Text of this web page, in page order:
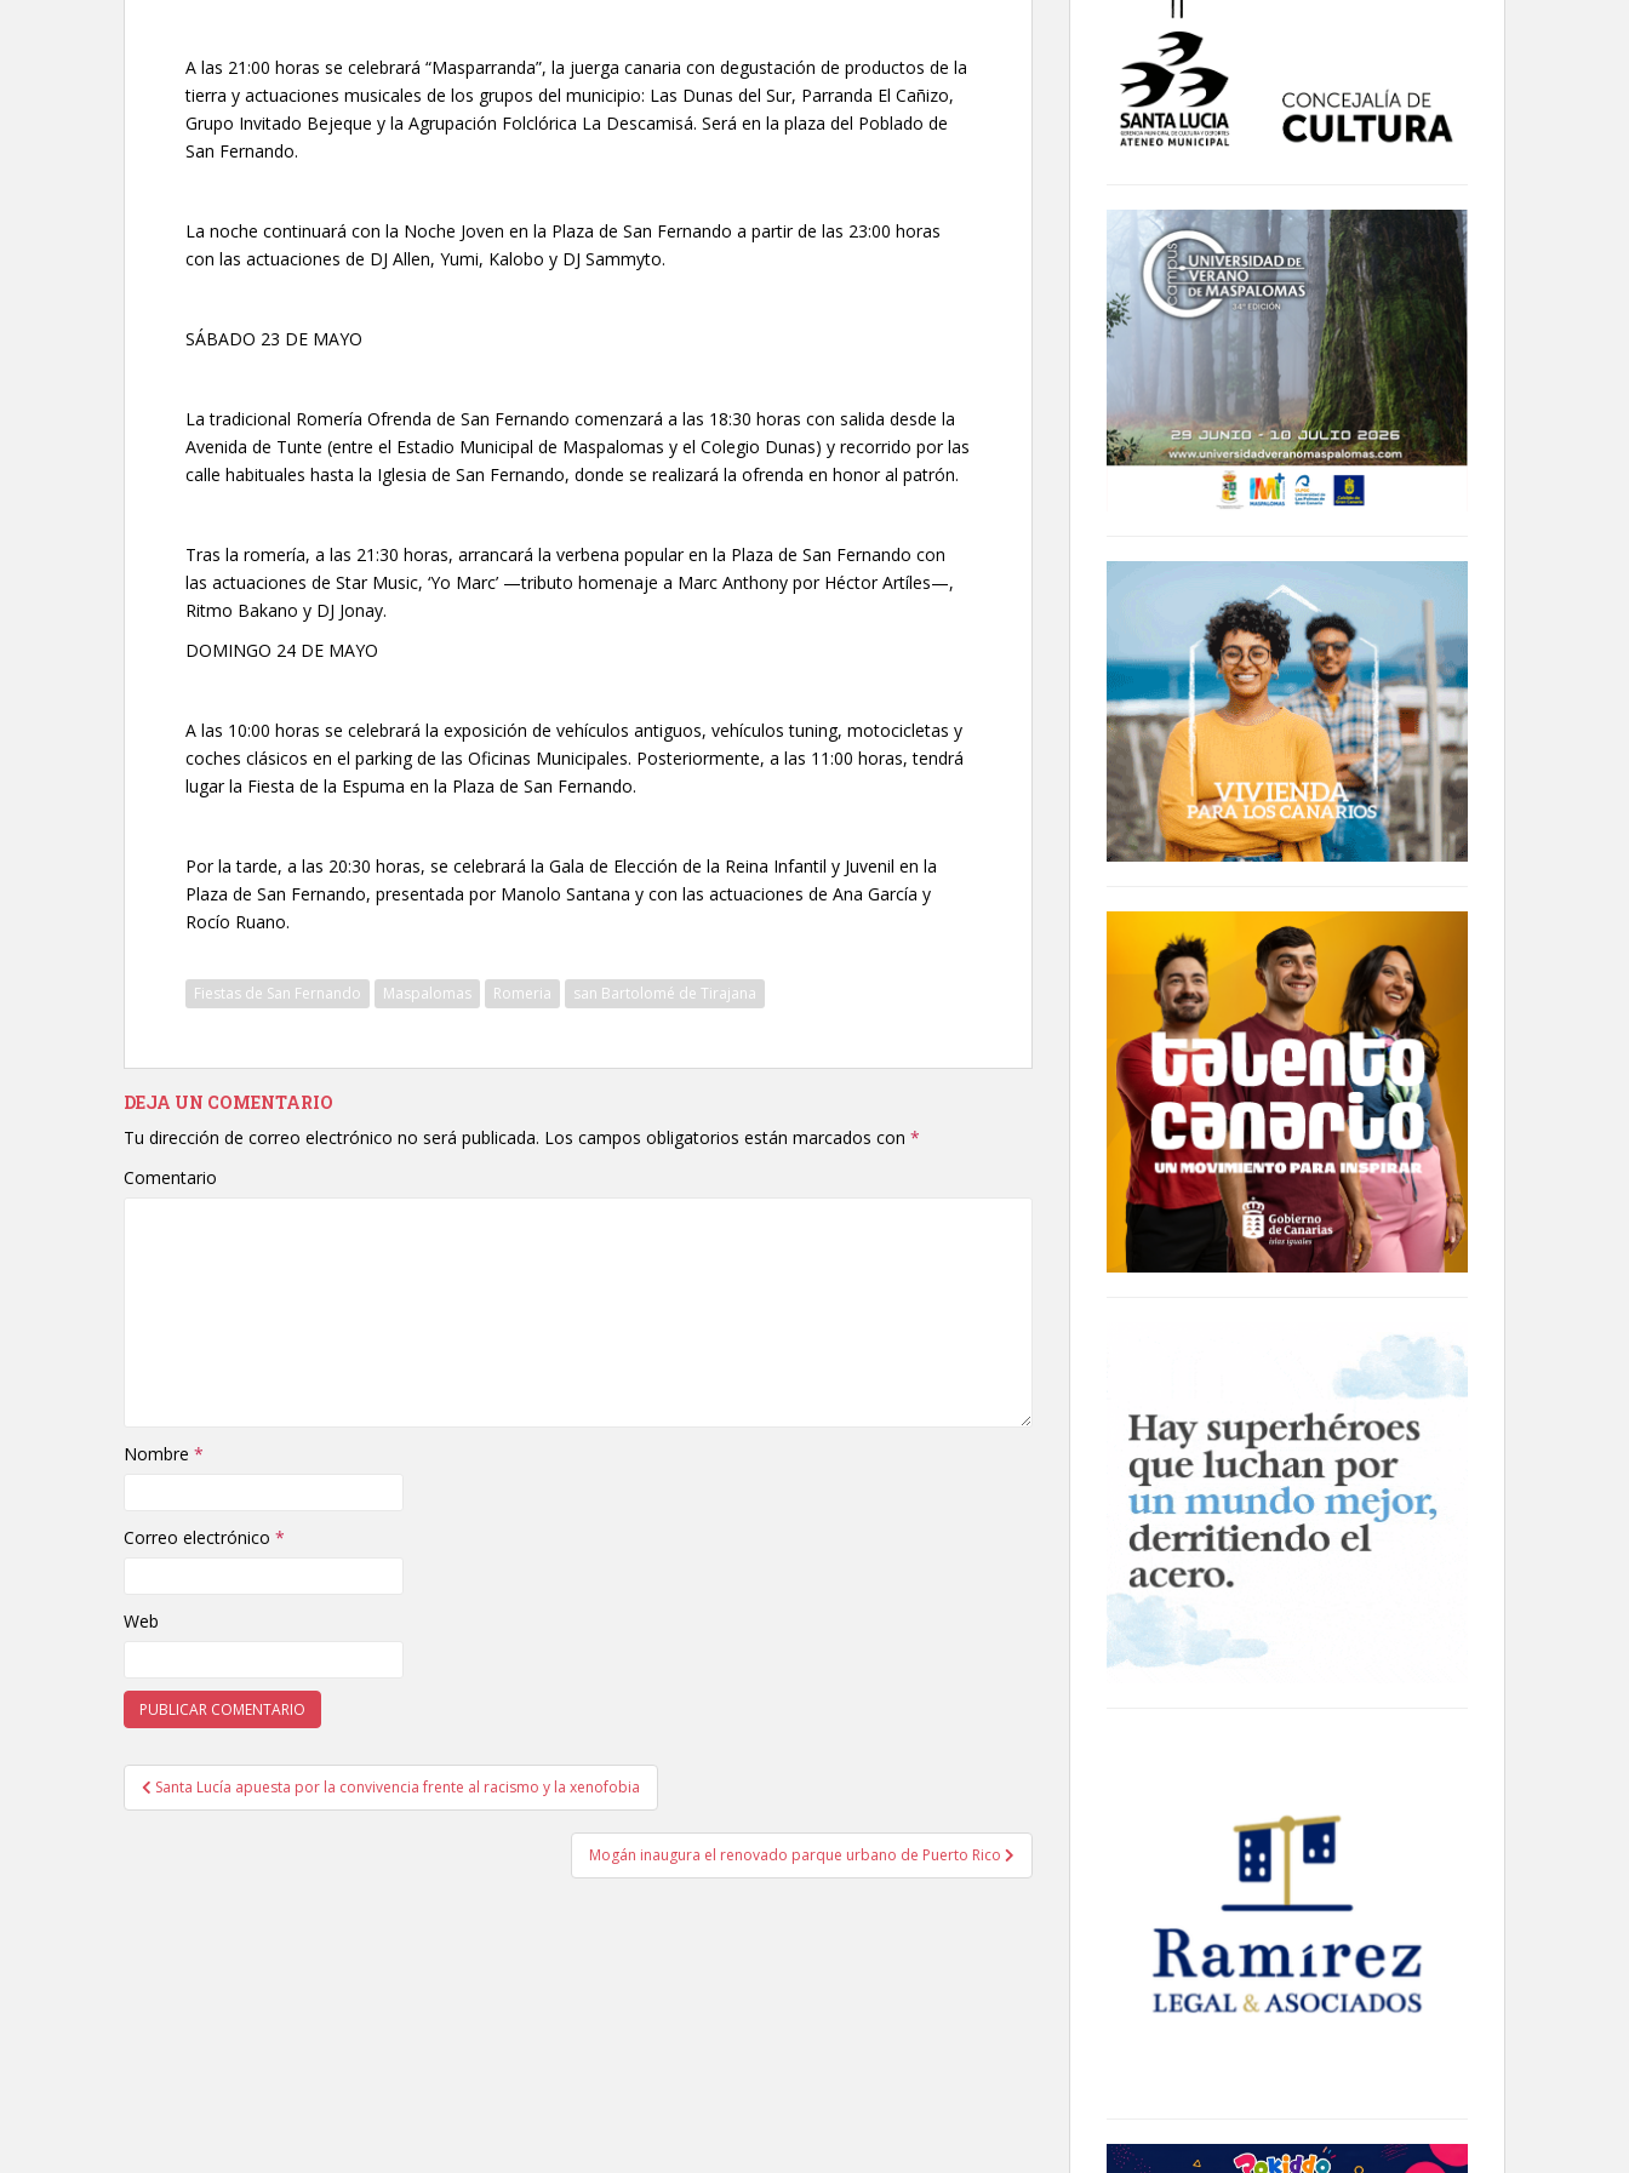
A las 21:00 horas se celebrará “Masparranda”, la juerga canaria con degustación de productos de la
tierra y actuaciones musicales de los grupos del municipio: Las Dunas del Sur, Parranda El Cañizo,
Grupo Invitado Bejeque y la Agrupación Folclórica La Descamisá. Será en la plaza del Poblado de
San Fernando.
La noche continuará con la Noche Joven en la Plaza de San Fernando a partir de las 23:00 horas
con las actuaciones de DJ Allen, Yumi, Kalobo y DJ Sammyto.
SÁBADO 23 DE MAYO
La tradicional Romería Ofrenda de San Fernando comenzará a las 18:30 horas con salida desde la
Avenida de Tunte (entre el Estadio Municipal de Maspalomas y el Colegio Dunas) y recorrido por las
calle habituales hasta la Iglesia de San Fernando, donde se realizará la ofrenda en honor al patrón.
Tras la romería, a las 21:30 horas, arrancará la verbena popular en la Plaza de San Fernando con
las actuaciones de Star Music, ‘Yo Marc’ —tributo homenaje a Marc Anthony por Héctor Artíles—,
Ritmo Bakano y DJ Jonay.
DOMINGO 24 DE MAYO
A las 10:00 horas se celebrará la exposición de vehículos antiguos, vehículos tuning, motocicletas y
coches clásicos en el parking de las Oficinas Municipales. Posteriormente, a las 11:00 horas, tendrá
lugar la Fiesta de la Espuma en la Plaza de San Fernando.
Por la tarde, a las 20:30 horas, se celebrará la Gala de Elección de la Reina Infantil y Juvenil en la
Plaza de San Fernando, presentada por Manolo Santana y con las actuaciones de Ana García y
Rocío Ruano.
Fiestas de San Fernando Maspalomas Romeria san Bartolomé de Tirajana
DEJA UN COMENTARIO
Tu dirección de correo electrónico no será publicada. Los campos obligatorios están marcados con *
Comentario
Nombre *
Correo electrónico *
Web
Navegación de entradas
Santa Lucía apuesta por la convivencia frente al racismo y la xenofobia
Mogán inaugura el renovado parque urbano de Puerto Rico